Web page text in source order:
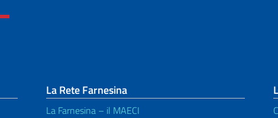
La Rete Farnesina
La Farnesina – il MAECI